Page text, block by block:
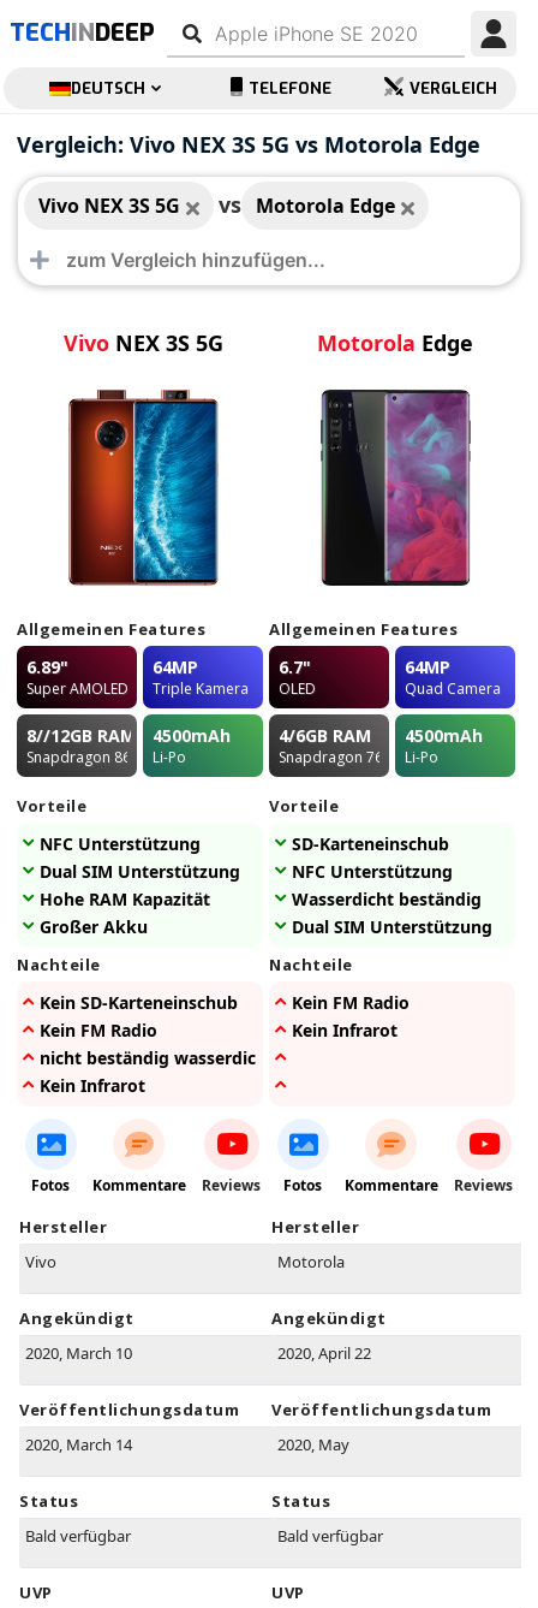
TECHINDEEP
DEUTSCH TELEFONE VERGLEICH
Vergleich: Vivo NEX 3S 5G vs Motorola Edge
Vivo NEX 3S 5G vs Motorola Edge
Vivo NEX 3S 5G
Vivo NEX 3S 5G
Allgemeinen Features
6.89"
Super AMOLED
64MP
Triple Kamera
8//12GB RAM
Snapdragon 865
4500mAh
Li-Po
Vorteile
NFC Unterstützung
Dual SIM Unterstützung
Hohe RAM Kapazität
Großer Akku
Nachteile
Kein SD-Karteneinschub
Kein FM Radio
nicht beständig wasserdicht
Kein Infrarot
Fotos Kommentare Reviews
Hersteller
Vivo
Angekündigt
2020, March 10
Veröffentlichungsdatum
2020, March 14
Status
Bald verfügbar
UVP
Motorola Edge
Motorola Edge
Allgemeinen Features
6.7"
OLED
64MP
Quad Camera
4/6GB RAM
Snapdragon 765G
4500mAh
Li-Po
Vorteile
SD-Karteneinschub
NFC Unterstützung
Wasserdicht beständig
Dual SIM Unterstützung
Nachteile
Kein FM Radio
Kein Infrarot
Fotos Kommentare Reviews
Hersteller
Motorola
Angekündigt
2020, April 22
Veröffentlichungsdatum
2020, May
Status
Bald verfügbar
UVP